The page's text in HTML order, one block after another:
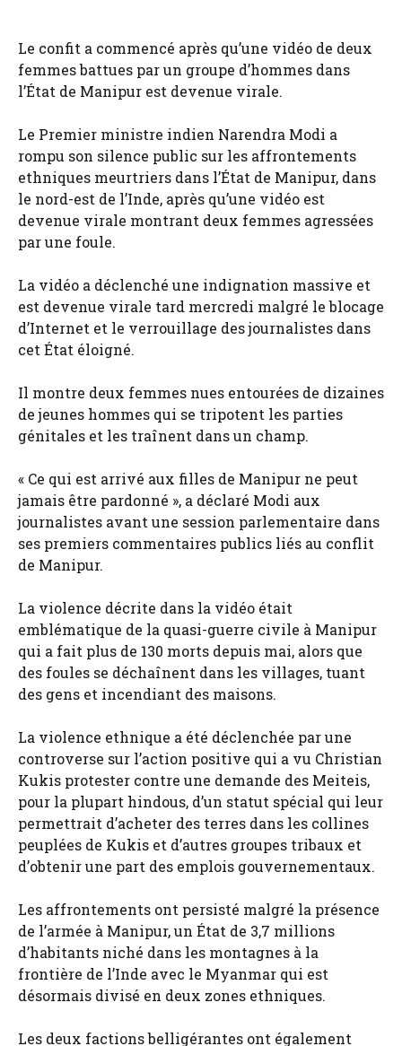
Le confit a commencé après qu’une vidéo de deux
femmes battues par un groupe d’hommes dans
l’État de Manipur est devenue virale.
Le Premier ministre indien Narendra Modi a
rompu son silence public sur les affrontements
ethniques meurtriers dans l’État de Manipur, dans
le nord-est de l’Inde, après qu’une vidéo est
devenue virale montrant deux femmes agressées
par une foule.
La vidéo a déclenché une indignation massive et
est devenue virale tard mercredi malgré le blocage
d’Internet et le verrouillage des journalistes dans
cet État éloigné.
Il montre deux femmes nues entourées de dizaines
de jeunes hommes qui se tripotent les parties
génitales et les traînent dans un champ.
« Ce qui est arrivé aux filles de Manipur ne peut
jamais être pardonné », a déclaré Modi aux
journalistes avant une session parlementaire dans
ses premiers commentaires publics liés au conflit
de Manipur.
La violence décrite dans la vidéo était
emblématique de la quasi-guerre civile à Manipur
qui a fait plus de 130 morts depuis mai, alors que
des foules se déchaînent dans les villages, tuant
des gens et incendiant des maisons.
La violence ethnique a été déclenchée par une
controverse sur l’action positive qui a vu Christian
Kukis protester contre une demande des Meiteis,
pour la plupart hindous, d’un statut spécial qui leur
permettrait d’acheter des terres dans les collines
peuplées de Kukis et d’autres groupes tribaux et
d’obtenir une part des emplois gouvernementaux.
Les affrontements ont persisté malgré la présence
de l’armée à Manipur, un État de 3,7 millions
d’habitants niché dans les montagnes à la
frontière de l’Inde avec le Myanmar qui est
désormais divisé en deux zones ethniques.
Les deux factions belligérantes ont également